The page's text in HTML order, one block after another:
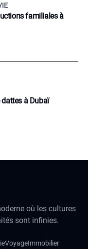
familiales à
à Dubaï
où les cultures
sont infinies.
VoyageImmobilier